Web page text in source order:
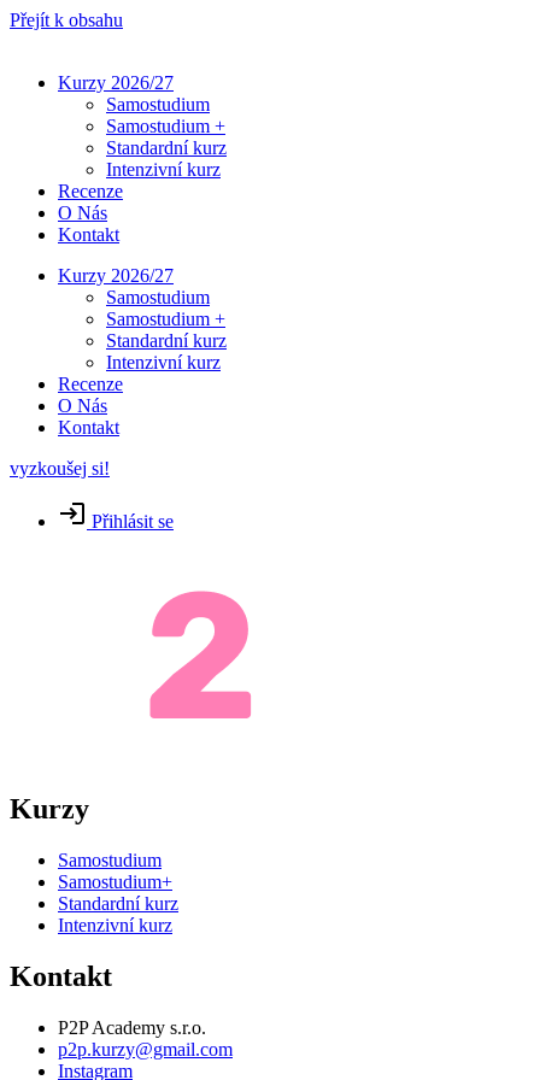
Přejít k obsahu
Kurzy 2026/27
Samostudium
Samostudium +
Standardní kurz
Intenzivní kurz
Recenze
O Nás
Kontakt
Kurzy 2026/27
Samostudium
Samostudium +
Standardní kurz
Intenzivní kurz
Recenze
O Nás
Kontakt
vyzkoušej si!
Přihlásit se
Kurzy
Samostudium
Samostudium+
Standardní kurz
Intenzivní kurz
Kontakt
P2P Academy s.r.o.
p2p.kurzy@gmail.com
Instagram